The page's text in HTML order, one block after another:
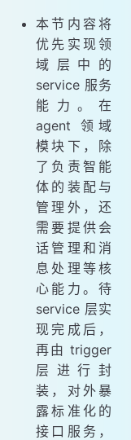
本节内容将
优先实现领
域层中的
service 服务
能力。在
agent 领域
模块下，除
了负责智能
体的装配与
管理外，还
需要提供会
话管理和消
息处理等核
心能力。待
service 层实
现完成后，
再由 trigger
层进行封
装，对外暴
露标准化的
接口服务，